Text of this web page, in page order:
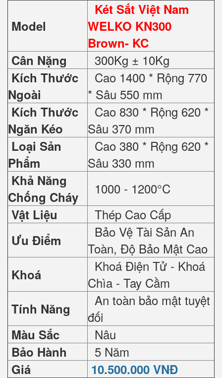
Model
Két Sắt Việt Nam
WELKO KN300
Brown- KC
Cân Nặng
300Kg ± 10Kg
Kích Thước
Ngoài
Cao 1400 * Rộng 770
* Sâu 550 mm
Kích Thước
Ngăn Kéo
Cao 830 * Rộng 620 *
Sâu 370 mm
Loại Sản
Phẩm
Cao 380 * Rộng 620 *
Sâu 330 mm
Khả Năng
Chống Cháy
1000 - 1200°C
Vật Liệu Thép Cao Cấp
Ưu Điểm
Bảo Vệ Tài Sản An
Toàn, Độ Bảo Mật Cao
Khoá
Khoá Điện Tử - Khoá
Chìa - Tay Cầm
Tính Năng
An toàn bảo mật tuyệt
đối
Màu Sắc Nâu
Bảo Hành 5 Năm
Giá 10.500.000 VNĐ